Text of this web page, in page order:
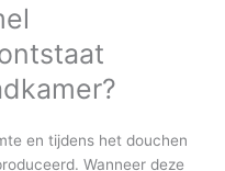
en tijdens het douchen
Wanneer deze